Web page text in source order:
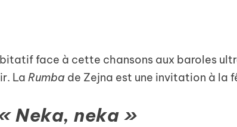
face à cette chansons aux baroles
LaRumba de Zejna est une invitation à la
Neka, neka »